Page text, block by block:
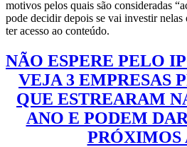
motivos pelos quais são consideradas
pode decidir depois se vai investir nelas
ter acesso ao conteúdo.
NÃO ESPERE PELO
VEJA 3 EMPRESAS
QUE ESTREARAM
ANO E PODEM
PRÓXIMOS